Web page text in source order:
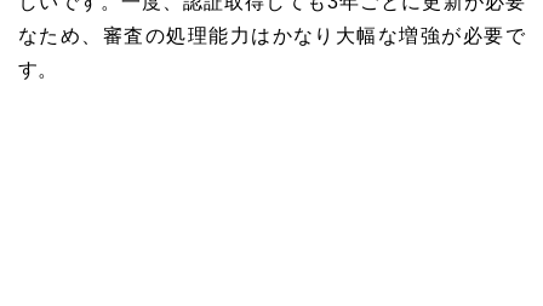
なため、審査の処理能力はかなり大幅な増強が必要で
す。